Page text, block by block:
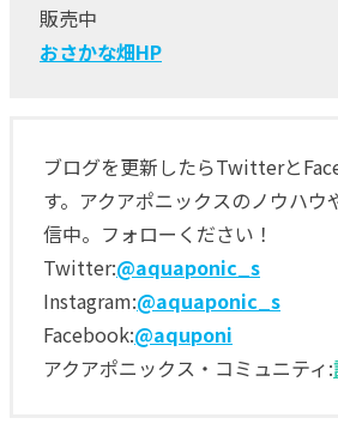
販売中
おさかな畑HP
ブログを更新したらTwitterと
す。アクアポニックスのノウハウ
信中。フォローください！
Twitter:@aquaponic_s
Instagram:@aquaponic_s
Facebook:@aquponi
アクアポニックス・コミュニティ: